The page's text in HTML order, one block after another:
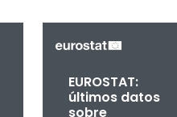
EUROSTAT:
últimos datos
sobre